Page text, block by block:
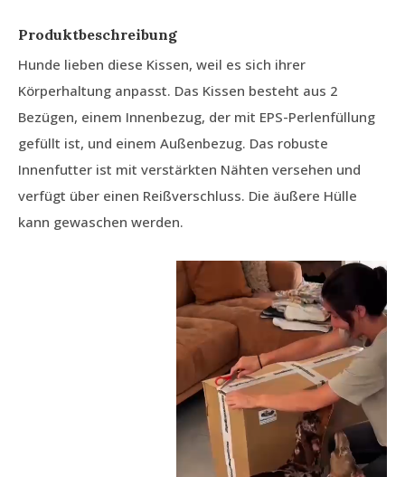
Produktbeschreibung
Hunde lieben diese Kissen, weil es sich ihrer
Körperhaltung anpasst. Das Kissen besteht aus 2
Bezügen, einem Innenbezug, der mit EPS-Perlenfüllung
gefüllt ist, und einem Außenbezug. Das robuste
Innenfutter ist mit verstärkten Nähten versehen und
verfügt über einen Reißverschluss. Die äußere Hülle
kann gewaschen werden.